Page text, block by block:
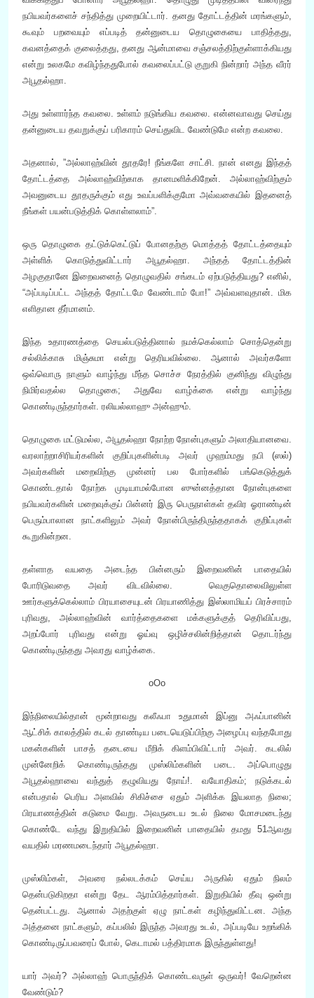
நபியவர்களைச் சந்தித்து முறையிட்டார். தனது தோட்டத்தின் மரங்களும்,
கூவும் பறவையும் எப்படித் தன்னுடைய தொழுகையை பாதித்தது,
கவனத்தைக் குலைத்தது, தனது ஆன்மாவை சஞ்சலத்திற்குள்ளாக்கியது
என்று உலகமே கவிழ்ந்ததுபோல் கவலைப்பட்டு குறுகி நின்றார் அந்த வீரர்
அபூதல்ஹா.
அது உள்ளார்ந்த கவலை. உள்ளம் நடுங்கிய கவலை. என்னவாவது செய்து
தன்னுடைய தவறுக்குப் பரிகாரம் செய்துவிட வேண்டுமே என்ற கவலை.
அதனால், ”அல்லாஹ்வின் தூதரே! நீங்களே சாட்சி. நான் எனது இந்தத்
தோட்டத்தை அல்லாஹ்விற்காக தானமளிக்கிறேன். அல்லாஹ்விற்கும்
அவனுடைய தூதருக்கும் எது உவப்பளிக்குமோ அவ்வகையில் இதனைத்
நீங்கள் பயன்படுத்திக் கொள்ளலாம்”.
ஒரு தொழுகை தட்டுக்கெட்டுப் போனதற்கு மொத்தத் தோட்டத்தையும்
அள்ளிக் கொடுத்துவிட்டார் அபூதல்ஹா. அந்தத் தோட்டத்தின்
அழகுதானே இறைவனைத் தொழுவதில் சங்கடம் ஏற்படுத்தியது? எனில்,
“அப்படிப்பட்ட அந்தத் தோட்டமே வேண்டாம் போ!” அவ்வளவுதான். மிக
எளிதான தீர்மானம்.
இந்த உதாரணத்தை செயல்படுத்தினால் நமக்கெல்லாம் சொத்தென்று
சல்லிக்காசு மிஞ்சுமா என்று தெரியவில்லை. ஆனால் அவர்களோ
ஒவ்வொரு நாளும் வாழ்ந்து மீந்த சொச்ச நேரத்தில் குனிந்து விழுந்து
நிமிர்வதல்ல தொழுகை; அதுவே வாழ்க்கை என்று வாழ்ந்து
கொண்டிருந்தார்கள். ரலியல்லாஹு அன்ஹும்.
தொழுகை மட்டுமல்ல, அபூதல்ஹா நோற்ற நோன்புகளும் அலாதியானவை.
வரலாற்றாசிரியர்களின் குறிப்புகளின்படி அவர் முஹம்மது நபி (ஸல்)
அவர்களின் மறைவிற்கு முன்னர் பல போர்களில் பங்கெடுத்துக்
கொண்டதால் நோற்க முடியாமல்போன ஸுன்னத்தான நோன்புகளை
நபியவர்களின் மறைவுக்குப் பின்னர் இரு பெருநாள்கள் தவிர ஓராண்டின்
பெரும்பாலான நாட்களிலும் அவர் நோன்பிருந்திருந்ததாகக் குறிப்புகள்
கூறுகின்றன.
தள்ளாத வயதை அடைந்த பின்னரும் இறைவனின் பாதையில்
போரிடுவதை அவர் விடவில்லை. வெகுதொலைவிலுள்ள
ஊர்களுக்கெல்லாம் பிரயாசையுடன் பிரயாணித்து இஸ்லாமியப் பிரச்சாரம்
புரிவது, அல்லாஹ்வின் வார்த்தைகளை மக்களுக்குத் தெரிவிப்பது,
அறப்போர் புரிவது என்று ஓய்வு ஒழிச்சலின்றித்தான் தொடர்ந்து
கொண்டிருந்தது அவரது வாழ்க்கை.
oOo
இந்நிலையில்தான் மூன்றாவது கலீஃபா உதுமான் இப்னு அஃப்பானின்
ஆட்சிக் காலத்தில் கடல் தாண்டிய படையெடுப்பிற்கு அழைப்பு வந்தபோது
மகன்களின் பாசத் தடையை மீறிக் கிளம்பிவிட்டார் அவர். கடலில்
முன்னேறிக் கொண்டிருந்தது முஸ்லிம்களின் படை. அப்பொழுது
அபூதல்ஹாவை வந்துத் தழுவியது நோய்!. வயோதிகம்; நடுக்கடல்
என்பதால் பெரிய அளவில் சிகிச்சை ஏதும் அளிக்க இயலாத நிலை;
பிரயாணத்தின் கடுமை வேறு. அவருடைய உடல் நிலை மோசமடைந்து
கொண்டே வந்து இறுதியில் இறைவனின் பாதையில் தமது 51ஆவது
வயதில் மரணமடைந்தார் அபூதல்ஹா.
முஸ்லிம்கள், அவரை நல்லடக்கம் செய்ய அருகில் ஏதும் நிலம்
தென்படுகிறதா என்று தேட ஆரம்பித்தார்கள். இறுதியில் தீவு ஒன்று
தென்பட்டது. ஆனால் அதற்குள் ஏழு நாட்கள் கழிந்துவிட்டன. அந்த
அத்தனை நாட்களும், கப்பலில் இருந்த அவரது உடல், அப்படியே உறங்கிக்
கொண்டிருப்பவரைப் போல், கெடாமல் பத்திரமாக இருந்துள்ளது!
யார் அவர்? அல்லாஹ் பொருந்திக் கொண்டவருள் ஒருவர்! வேறென்ன
வேண்டும்?